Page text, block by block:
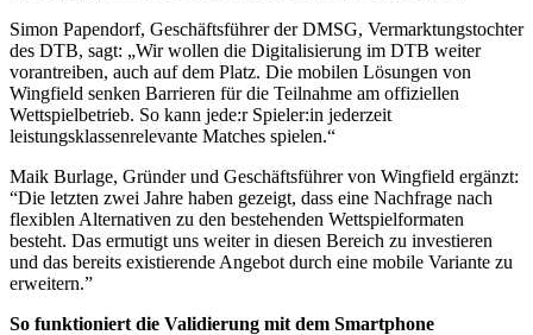
Simon Papendorf, Geschäftsführer der DMSG, Vermarktungstochter
des DTB, sagt: „Wir wollen die Digitalisierung im DTB weiter
vorantreiben, auch auf dem Platz. Die mobilen Lösungen von
Wingfield senken Barrieren für die Teilnahme am offiziellen
Wettspielbetrieb. So kann jede:r Spieler:in jederzeit
leistungsklassenrelevante Matches spielen.“
Maik Burlage, Gründer und Geschäftsführer von Wingfield ergänzt:
“Die letzten zwei Jahre haben gezeigt, dass eine Nachfrage nach
flexiblen Alternativen zu den bestehenden Wettspielformaten
besteht. Das ermutigt uns weiter in diesen Bereich zu investieren
und das bereits existierende Angebot durch eine mobile Variante zu
erweitern.”
So funktioniert die Validierung mit dem Smartphone